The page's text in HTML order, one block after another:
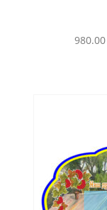
980.00